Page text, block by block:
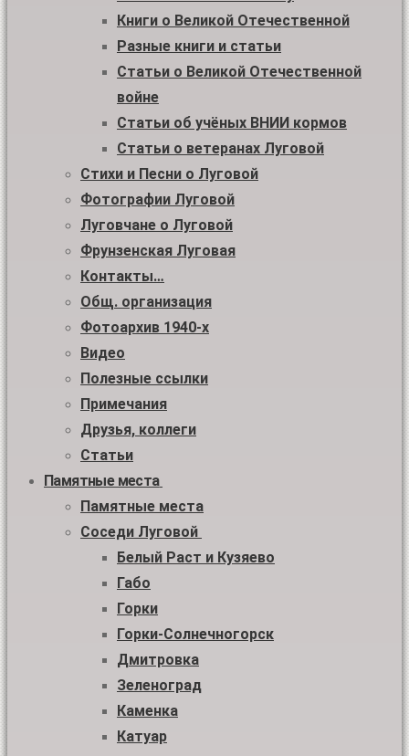
Книги о Великой Отечественной
Разные книги и статьи
Статьи о Великой Отечественной
войне
Статьи об учёных ВНИИ кормов
Статьи о ветеранах Луговой
Стихи и Песни о Луговой
Фотографии Луговой
Луговчане о Луговой
Фрунзенская Луговая
Контакты…
Общ. организация
Фотоархив 1940-х
Видео
Полезные ссылки
Примечания
Друзья, коллеги
Статьи
Памятные места
Памятные места
Соседи Луговой
Белый Раст и Кузяево
Габо
Горки
Горки-Солнечногорск
Дмитровка
Зеленоград
Каменка
Катуар